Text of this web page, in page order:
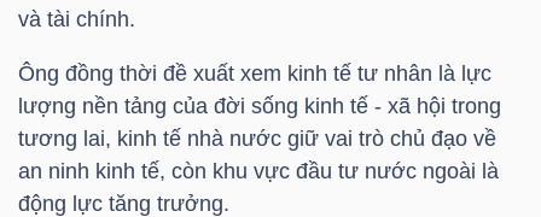
và tài chính.
Ông đồng thời đề xuất xem kinh tế tư nhân là lực
lượng nền tảng của đời sống kinh tế - xã hội trong
tương lai, kinh tế nhà nước giữ vai trò chủ đạo về
an ninh kinh tế, còn khu vực đầu tư nước ngoài là
động lực tăng trưởng.
TRÁI
CÔNG
CỤ